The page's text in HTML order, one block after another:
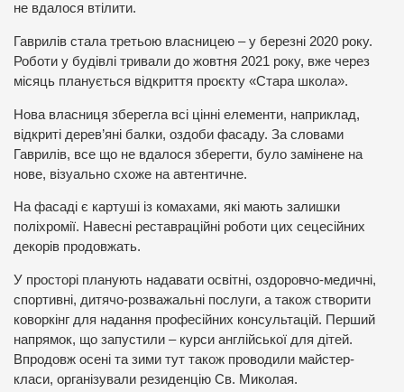
не вдалося втілити.
Гаврилів стала третьою власницею – у березні 2020 року.
Роботи у будівлі тривали до жовтня 2021 року, вже через
місяць планується відкриття проєкту «Стара школа».
Нова власниця зберегла всі цінні елементи, наприклад,
відкриті дерев’яні балки, оздоби фасаду. За словами
Гаврилів, все що не вдалося зберегти, було замінене на
нове, візуально схоже на автентичне.
На фасаді є картуші із комахами, які мають залишки
поліхромії. Навесні реставраційні роботи цих сецесійних
декорів продовжать.
У просторі планують надавати освітні, оздоровчо-медичні,
спортивні, дитячо-розважальні послуги, а також створити
коворкінг для надання професійних консультацій. Перший
напрямок, що запустили – курси англійської для дітей.
Впродовж осені та зими тут також проводили майстер-
класи, організували резиденцію Св. Миколая.